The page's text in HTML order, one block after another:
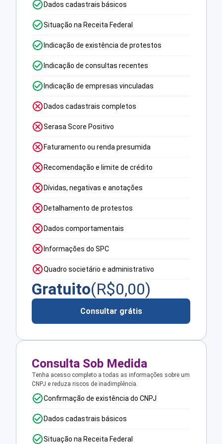
Dados cadastrais básicos
Situação na Receita Federal
Indicação de existência de protestos
Indicação de consultas recentes
Indicação de empresas vinculadas
Dados cadastrais completos
Serasa Score Positivo
Faturamento ou renda presumida
Recomendação e limite de crédito
Dívidas, negativas e anotações
Detalhamento de protestos
Dados comportamentais
Informações do SPC
Quadro societário e administrativo
Gratuito(R$0,00)
Consultar grátis
Consulta Sob Medida
Tenha acesso completo a todas as informações sobre um
CNPJ e reduza riscos de inadimplência.
Confirmação de existência do CNPJ
Dados cadastrais básicos
Situação na Receita Federal